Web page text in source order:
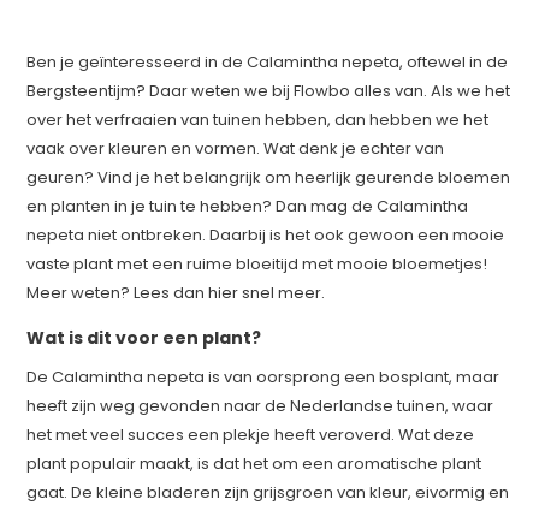
Ben je geïnteresseerd in de Calamintha nepeta, oftewel in de
Bergsteentijm? Daar weten we bij Flowbo alles van. Als we het
over het verfraaien van tuinen hebben, dan hebben we het
vaak over kleuren en vormen. Wat denk je echter van
geuren? Vind je het belangrijk om heerlijk geurende bloemen
en planten in je tuin te hebben? Dan mag de Calamintha
nepeta niet ontbreken. Daarbij is het ook gewoon een mooie
vaste plant met een ruime bloeitijd met mooie bloemetjes!
Meer weten? Lees dan hier snel meer.
Wat is dit voor een plant?
De Calamintha nepeta is van oorsprong een bosplant, maar
heeft zijn weg gevonden naar de Nederlandse tuinen, waar
het met veel succes een plekje heeft veroverd. Wat deze
plant populair maakt, is dat het om een aromatische plant
gaat. De kleine bladeren zijn grijsgroen van kleur, eivormig en